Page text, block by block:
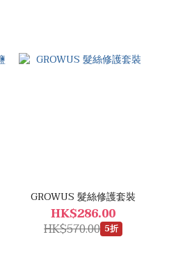
GROWUS 髮絲修護套裝
HK$286.00
HK$570.00 5折